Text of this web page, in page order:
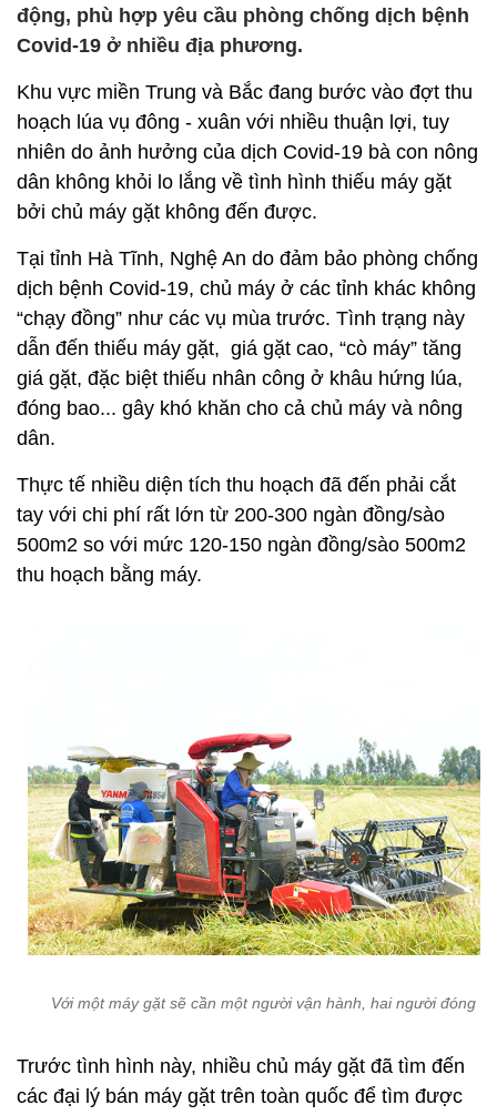
động, phù hợp yêu cầu phòng chống dịch bệnh
Covid-19 ở nhiều địa phương.
Khu vực miền Trung và Bắc đang bước vào đợt thu
hoạch lúa vụ đông - xuân với nhiều thuận lợi, tuy
nhiên do ảnh hưởng của dịch Covid-19 bà con nông
dân không khỏi lo lắng về tình hình thiếu máy gặt
bởi chủ máy gặt không đến được.
Tại tỉnh Hà Tĩnh, Nghệ An do đảm bảo phòng chống
dịch bệnh Covid-19, chủ máy ở các tỉnh khác không
“chạy đồng” như các vụ mùa trước. Tình trạng này
dẫn đến thiếu máy gặt, giá gặt cao, “cò máy” tăng
giá gặt, đặc biệt thiếu nhân công ở khâu hứng lúa,
đóng bao... gây khó khăn cho cả chủ máy và nông
dân.
Thực tế nhiều diện tích thu hoạch đã đến phải cắt
tay với chi phí rất lớn từ 200-300 ngàn đồng/sào
500m2 so với mức 120-150 ngàn đồng/sào 500m2
thu hoạch bằng máy.
Với một máy gặt sẽ cần một người vận hành, hai người đóng
Trước tình hình này, nhiều chủ máy gặt đã tìm đến
các đại lý bán máy gặt trên toàn quốc để tìm được